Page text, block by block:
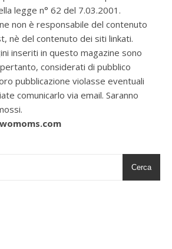
legge n° 62 del 7.03.2001.
non è responsabile del contenuto
nè del contenuto dei siti linkati.
inseriti in questo magazine sono
considerati di pubblico
pubblicazione violasse eventuali
comunicarlo via email. Saranno
Cerca